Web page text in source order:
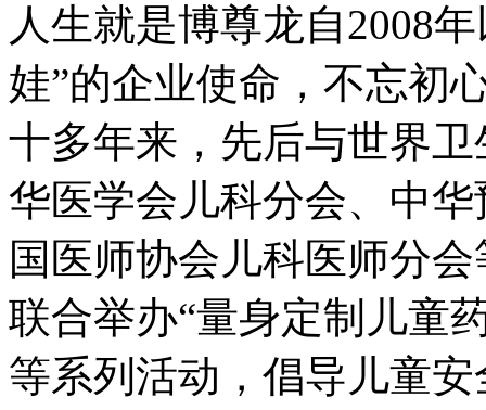
人生就是博尊龙自2008年
娃”的企业使命，不忘初
十多年来，先后与世界
华医学会儿科分会、中
国医师协会儿科医师分
联合举办“量身定制儿童
等系列活动，倡导儿童